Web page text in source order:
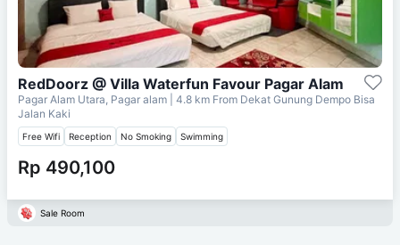
RedDoorz @ Villa Waterfun Favour Pagar Alam
Pagar Alam Utara, Pagar alam | 4.8 km From Dekat Gunung Dempo Bisa
Jalan Kaki
Free Wifi Reception No Smoking Swimming
Rp 490,100
Sale Room